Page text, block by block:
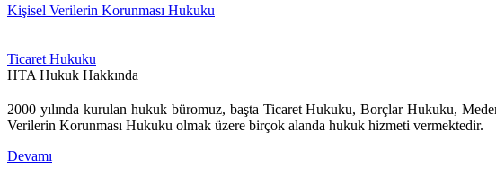
Kişisel Verilerin Korunması Hukuku
Ticaret Hukuku
HTA Hukuk Hakkında
2000 yılında kurulan hukuk büromuz, başta Ticaret Hukuku, Borçlar Hukuku,
Verilerin Korunması Hukuku olmak üzere birçok alanda hukuk hizmeti vermektedir.
Devamı